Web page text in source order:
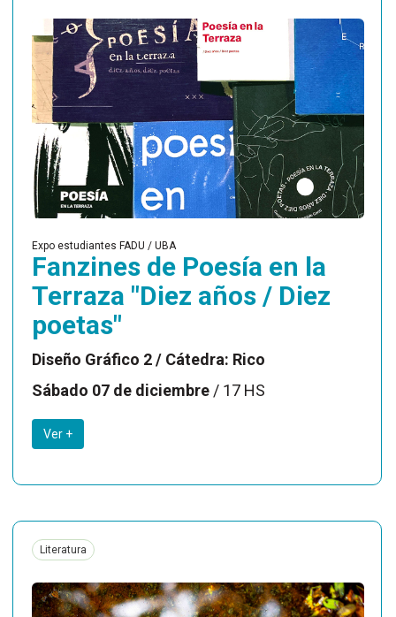
Expo estudiantes FADU / UBA
Fanzines de Poesía en la
Terraza "Diez años / Diez
poetas"
Diseño Gráfico 2 / Cátedra: Rico
Sábado 07 de diciembre / 17 HS
Ver +
Literatura